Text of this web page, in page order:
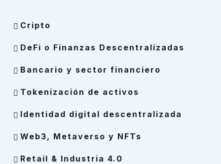
Cripto
DeFi o Finanzas Descentralizadas
Bancario y sector financiero
Tokenización de activos
Identidad digital descentralizada
Web3, Metaverso y NFTs
Retail & Industria 4.0